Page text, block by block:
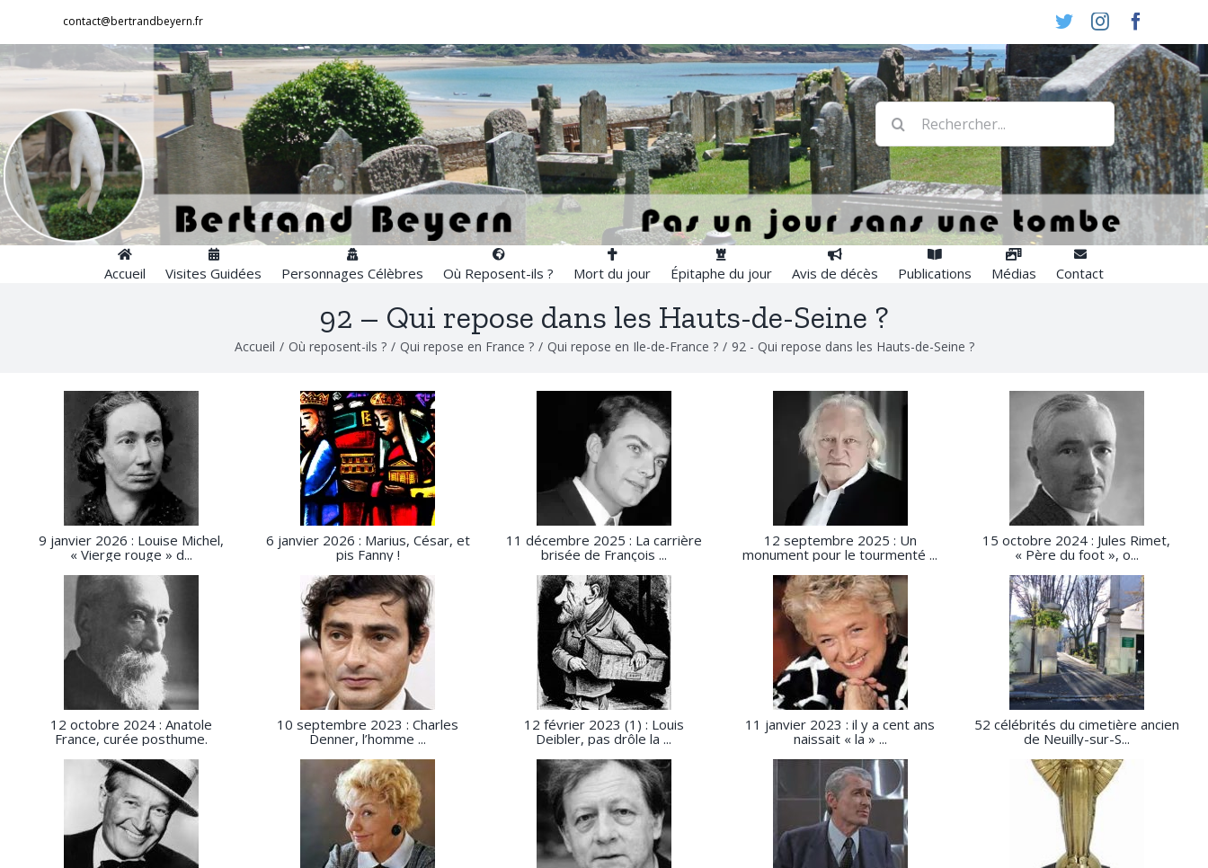
contenu
contact@bertrandbeyern.fr TwitterInstagram
Rechercher:
Accueil Visites Guidées Personnages Célèbres Où Reposent-ils ? Mort du jour Épitaphe du jour Avis de décès Publications Médias Contact
92 – Qui repose dans les Hauts-de-Seine ?
Accueil / Où reposent-ils ? / Qui repose en France ? / Qui repose en Ile-de-France ? / 92 - Qui repose dans les Hauts-de-Seine ?
9 janvier 2026 : Louise Michel,
« Vierge rouge » d...
6 janvier 2026 : Marius, César, et
pis Fanny !
11 décembre 2025 : La carrière
brisée de François ...
12 septembre 2025 : Un
monument pour le tourmenté ...
15 octobre 2024 : Jules Rimet,
« Père du foot », o...
12 octobre 2024 : Anatole
France, curée posthume.
10 septembre 2023 : Charles
Denner, l’homme ...
12 février 2023 (1) : Louis
Deibler, pas drôle la ...
11 janvier 2023 : il y a cent ans
naissait « la » ...
52 célébrités du cimetière ancien
de Neuilly-sur-S...